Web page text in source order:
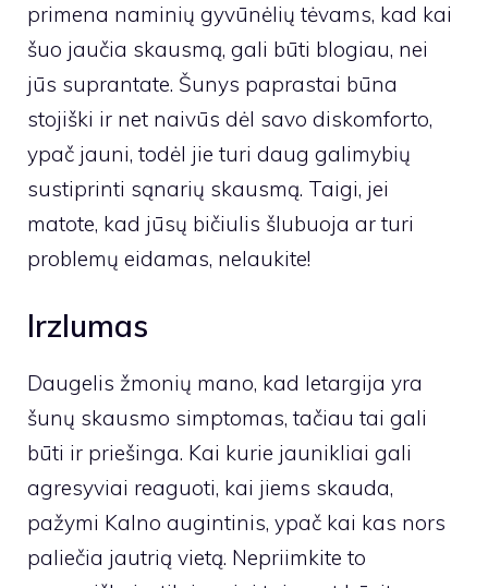
primena naminių gyvūnėlių tėvams, kad kai
šuo jaučia skausmą, gali būti blogiau, nei
jūs suprantate. Šunys paprastai būna
stojiški ir net naivūs dėl savo diskomforto,
ypač jauni, todėl jie turi daug galimybių
sustiprinti sąnarių skausmą. Taigi, jei
matote, kad jūsų bičiulis šlubuoja ar turi
problemų eidamas, nelaukite!
Irzlumas
Daugelis žmonių mano, kad letargija yra
šunų skausmo simptomas, tačiau tai gali
būti ir priešinga. Kai kurie jaunikliai gali
agresyviai reaguoti, kai jiems skauda, ​​
pažymi Kalno augintinis, ypač kai kas nors
paliečia jautrią vietą. Nepriimkite to